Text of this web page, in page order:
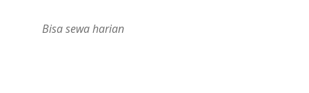
Bisa sewa harian